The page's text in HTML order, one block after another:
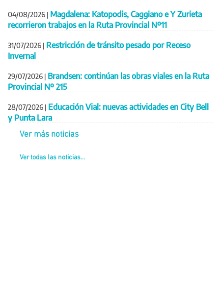
04/08/2026 | Magdalena: Katopodis, Caggiano e Y Zurieta
recorrieron trabajos en la Ruta Provincial Nº11
31/07/2026 | Restricción de tránsito pesado por Receso
Invernal
29/07/2026 | Brandsen: continúan las obras viales en la Ruta
Provincial Nº 215
28/07/2026 | Educación Vial: nuevas actividades en City Bell
y Punta Lara
Ver más noticias
Ver todas las noticias...